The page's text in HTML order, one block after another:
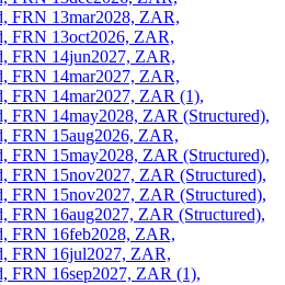
FRN 13mar2028, ZAR,
FRN 13oct2026, ZAR,
FRN 14jun2027, ZAR,
FRN 14mar2027, ZAR,
FRN 14mar2027, ZAR (1),
FRN 14may2028, ZAR (Structured),
FRN 15aug2026, ZAR,
FRN 15may2028, ZAR (Structured),
FRN 15nov2027, ZAR (Structured),
FRN 15nov2027, ZAR (Structured),
FRN 16aug2027, ZAR (Structured),
FRN 16feb2028, ZAR,
FRN 16jul2027, ZAR,
FRN 16sep2027, ZAR (1),